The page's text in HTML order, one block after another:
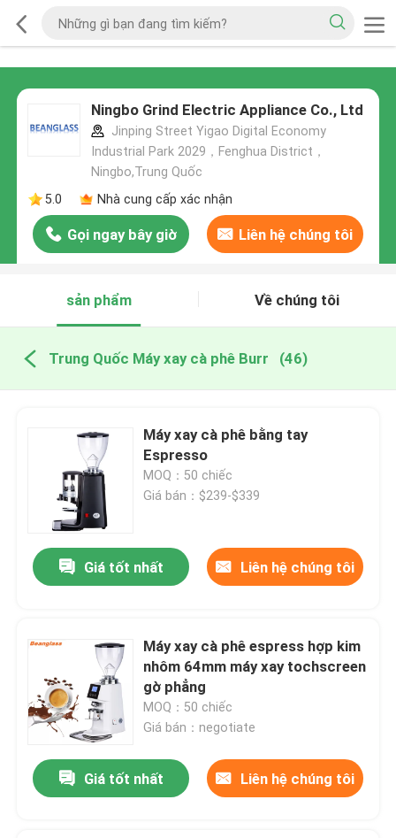
Ningbo Grind Electric Appliance Co., Ltd
Jinping Street Yigao Digital Economy
Industrial Park 2029，Fenghua District，
Ningbo,Trung Quốc
5.0
Nhà cung cấp xác nhận
Gọi ngay bây giờ Liên hệ chúng tôi
sản phẩm Về chúng tôi
Trung Quốc Máy xay cà phê Burr (46)
Máy xay cà phê bằng tay
Espresso
MOQ：50 chiếc
Giá bán：$239-$339
Giá tốt nhất Liên hệ chúng tôi
Máy xay cà phê espress hợp kim
nhôm 64mm máy xay tochscreen
gờ phẳng
MOQ：50 chiếc
Giá bán：negotiate
Giá tốt nhất Liên hệ chúng tôi